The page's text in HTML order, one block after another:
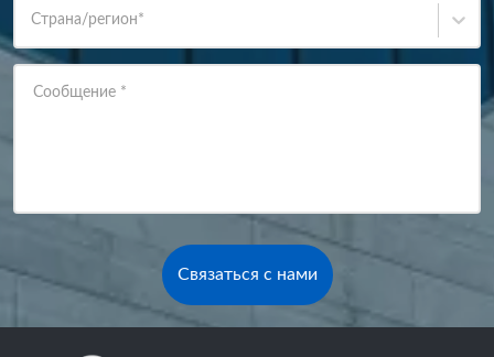
Страна/регион*
Сообщение *
Связаться с нами